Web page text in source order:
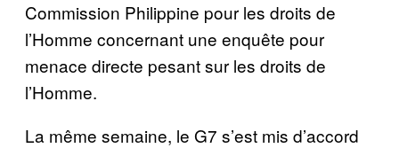
Commission Philippine pour les droits de
l’Homme concernant une enquête pour
menace directe pesant sur les droits de
l’Homme.
La même semaine, le G7 s’est mis d’accord